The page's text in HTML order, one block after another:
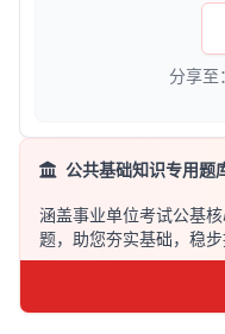
分享至：
公共基础知识专用题
涵盖事业单位考试公基
题，助您夯实基础，稳步